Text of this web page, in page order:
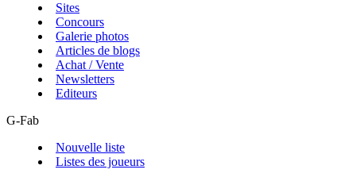
Sites
Concours
Galerie photos
Articles de blogs
Achat / Vente
Newsletters
Editeurs
G-Fab
Nouvelle liste
Listes des joueurs